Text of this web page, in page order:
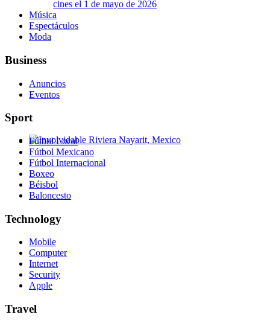
Involvidable Riviera Nayarit, Mexico
cines el 1 de mayo de 2026
Música
Espectáculos
Moda
Business
Anuncios
Eventos
Sport
Fútbol Local
Fútbol Mexicano
Fútbol Internacional
Boxeo
Béisbol
Baloncesto
Technology
Mobile
Computer
Internet
Security
Apple
Travel